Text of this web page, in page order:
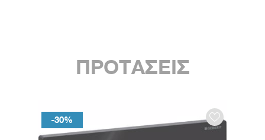
ΠΡΟΤΑΣΕΙΣ
-30%